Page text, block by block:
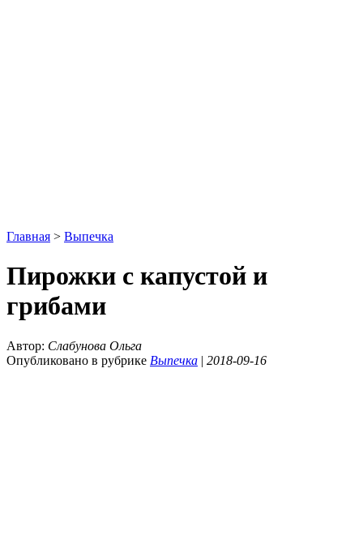
Главная > Выпечка
Пирожки с капустой и
грибами
Автор: Слабунова Ольга
Опубликовано в рубрике Выпечка | 2018-09-16